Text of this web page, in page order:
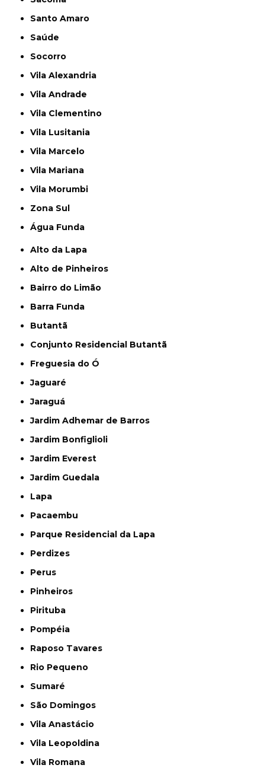
Santo Amaro
Saúde
Socorro
Vila Alexandria
Vila Andrade
Vila Clementino
Vila Lusitania
Vila Marcelo
Vila Mariana
Vila Morumbi
Zona Sul
Água Funda
Alto da Lapa
Alto de Pinheiros
Bairro do Limão
Barra Funda
Butantã
Conjunto Residencial Butantã
Freguesia do Ó
Jaguaré
Jaraguá
Jardim Adhemar de Barros
Jardim Bonfiglioli
Jardim Everest
Jardim Guedala
Lapa
Pacaembu
Parque Residencial da Lapa
Perdizes
Perus
Pinheiros
Pirituba
Pompéia
Raposo Tavares
Rio Pequeno
Sumaré
São Domingos
Vila Anastácio
Vila Leopoldina
Vila Romana